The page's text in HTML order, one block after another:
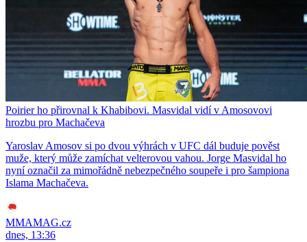
Poirier ho přirovnal k Khabibovi. Masvidal vidí v Amosovovi
hrozbu pro Machačeva
Yaroslav Amosov si po dvou výhrách v UFC dál buduje pověst
muže, který může zamíchat velterovou vahou. Jorge Masvidal ho
nyní označil za mimořádně nebezpečného soupeře i pro šampiona
Islama Machačeva.
MMAMAG.cz
dnes, 13:36